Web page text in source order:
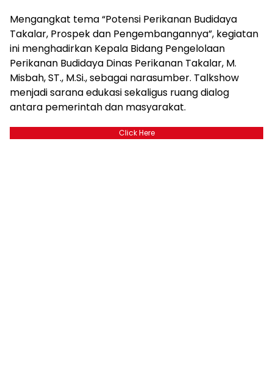
Mengangkat tema “Potensi Perikanan Budidaya
Takalar, Prospek dan Pengembangannya”, kegiatan
ini menghadirkan Kepala Bidang Pengelolaan
Perikanan Budidaya Dinas Perikanan Takalar, M.
Misbah, ST., M.Si., sebagai narasumber. Talkshow
menjadi sarana edukasi sekaligus ruang dialog
antara pemerintah dan masyarakat.
Click Here